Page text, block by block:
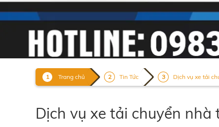
Trang chủ Tin Tức Dịch vụ xe tải
Dịch vụ xe tải chuyển